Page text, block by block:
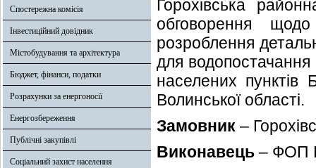
Спостережна комісія
Інвестиційний довідник
Містобудування та архітектура
Бюджет, фінанси, податки
Розрахунки за енергоносії
Енергозбереження
Публічні закупівлі
Соціальний захист населення
Горохівська
обговорення
розроблення
для
населених пунктів
Волинської області.
Замовник –
Виконавець – ФОП